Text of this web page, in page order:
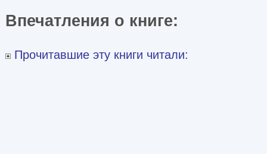
Впечатления о книге:
Прочитавшие эту книги читали: